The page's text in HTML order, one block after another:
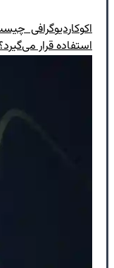
اکوکاردیوگرافی
استفاده قرار